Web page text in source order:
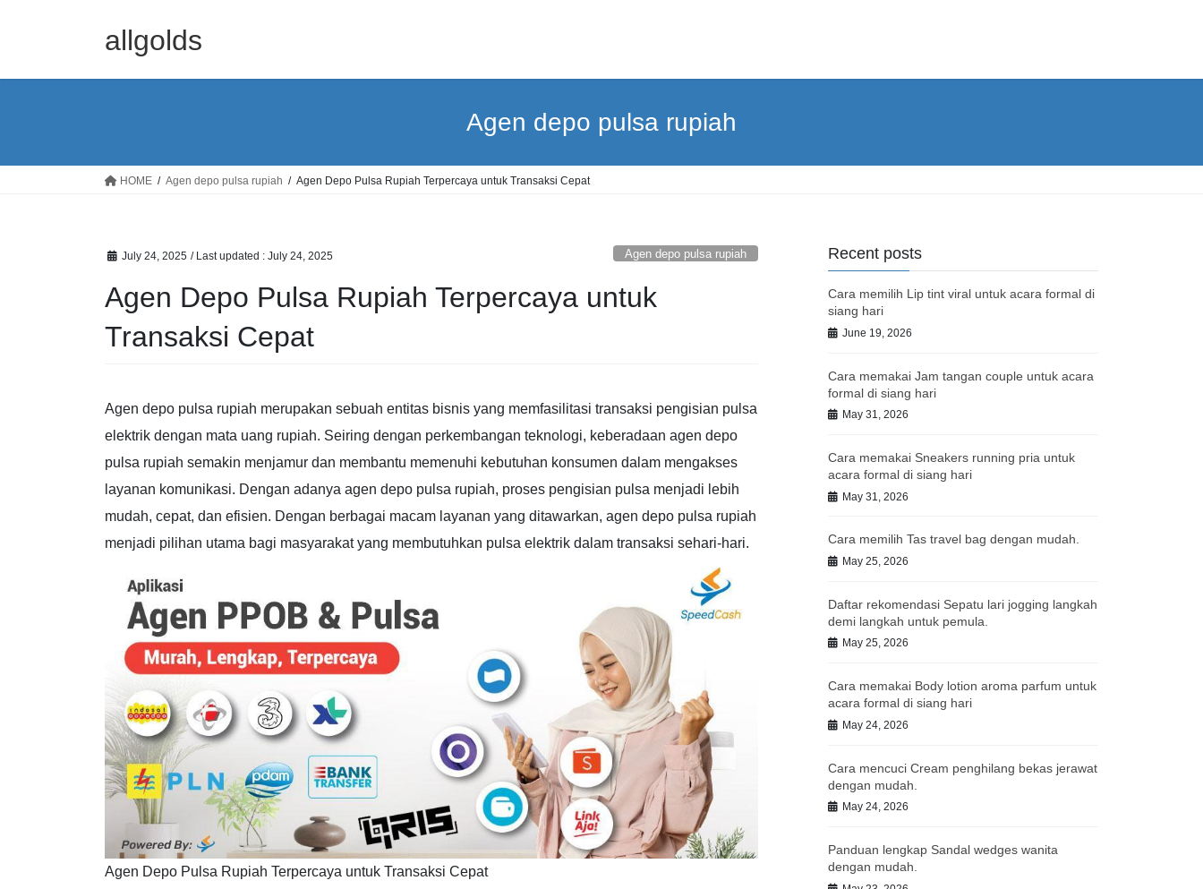
allgolds
Agen depo pulsa rupiah
HOME Agen depo pulsa rupiah Agen Depo Pulsa Rupiah Terpercaya untuk Transaksi Cepat
July 24, 2025 / Last updated : July 24, 2025 Agen depo pulsa rupiah
Agen Depo Pulsa Rupiah Terpercaya untuk
Transaksi Cepat
Agen depo pulsa rupiah merupakan sebuah entitas bisnis yang memfasilitasi transaksi pengisian pulsa
elektrik dengan mata uang rupiah. Seiring dengan perkembangan teknologi, keberadaan agen depo
pulsa rupiah semakin menjamur dan membantu memenuhi kebutuhan konsumen dalam mengakses
layanan komunikasi. Dengan adanya agen depo pulsa rupiah, proses pengisian pulsa menjadi lebih
mudah, cepat, dan efisien. Dengan berbagai macam layanan yang ditawarkan, agen depo pulsa rupiah
menjadi pilihan utama bagi masyarakat yang membutuhkan pulsa elektrik dalam transaksi sehari-hari.
Agen Depo Pulsa Rupiah Terpercaya untuk Transaksi Cepat
Recent posts
Cara memilih Lip tint viral untuk acara formal di
siang hari
June 19, 2026
Cara memakai Jam tangan couple untuk acara
formal di siang hari
May 31, 2026
Cara memakai Sneakers running pria untuk
acara formal di siang hari
May 31, 2026
Cara memilih Tas travel bag dengan mudah.
May 25, 2026
Daftar rekomendasi Sepatu lari jogging langkah
demi langkah untuk pemula.
May 25, 2026
Cara memakai Body lotion aroma parfum untuk
acara formal di siang hari
May 24, 2026
Cara mencuci Cream penghilang bekas jerawat
dengan mudah.
May 24, 2026
Panduan lengkap Sandal wedges wanita
dengan mudah.